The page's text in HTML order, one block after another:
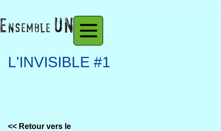
L'INVISIBLE #1
<< Retour vers le